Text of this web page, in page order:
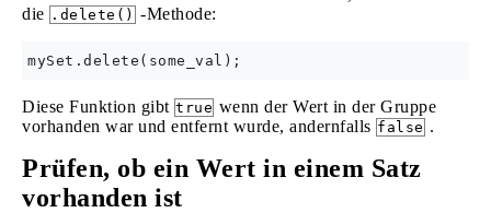
die .delete() -Methode:
Diese Funktion gibt true wenn der Wert in der Gruppe
vorhanden war und entfernt wurde, andernfalls false .
Prüfen, ob ein Wert in einem Satz
vorhanden ist